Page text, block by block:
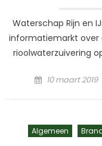
Waterschap Rijn en
informatiemarkt over
rioolwaterzuivering
Posted
10 maart 2019
Algemeen